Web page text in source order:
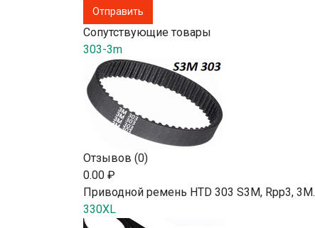
Сопутствующие товары
303-3m
Отзывов (0)
0.00 ₽
Приводной ремень HTD 303 S3M, Rpp3, 3М.
330XL